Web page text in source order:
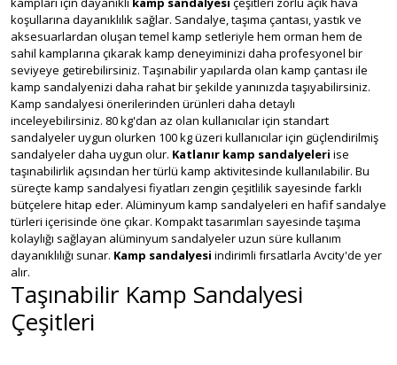
koşullarına dayanıklılık sağlar. Sandalye, taşıma çantası, yastık ve
aksesuarlardan oluşan temel kamp setleriyle hem orman hem de
sahil kamplarına çıkarak kamp deneyiminizi daha profesyonel bir
seviyeye getirebilirsiniz. Taşınabilir yapılarda olan kamp çantası ile
kamp sandalyenizi daha rahat bir şekilde yanınızda taşıyabilirsiniz.
Kamp sandalyesi önerilerinden ürünleri daha detaylı
inceleyebilirsiniz. 80 kg'dan az olan kullanıcılar için standart
sandalyeler uygun olurken 100 kg üzeri kullanıcılar için güçlendirilmiş
sandalyeler daha uygun olur. Katlanır kamp sandalyeleri ise
taşınabilirlik açısından her türlü kamp aktivitesinde kullanılabilir. Bu
süreçte kamp sandalyesi fiyatları zengin çeşitlilik sayesinde farklı
bütçelere hitap eder. Alüminyum kamp sandalyeleri en hafif sandalye
türleri içerisinde öne çıkar. Kompakt tasarımları sayesinde taşıma
kolaylığı sağlayan alüminyum sandalyeler uzun süre kullanım
dayanıklılığı sunar. Kamp sandalyesi indirimli fırsatlarla Avcity'de yer
alır.
Taşınabilir Kamp Sandalyesi
Çeşitleri